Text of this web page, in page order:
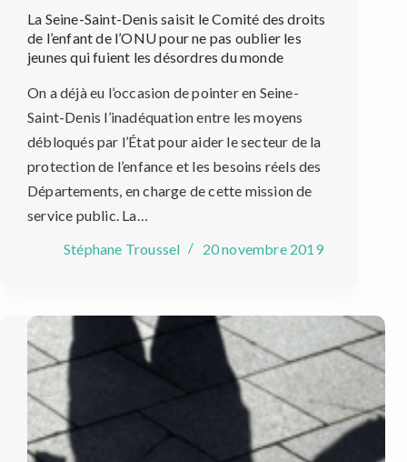
La Seine-Saint-Denis saisit le Comité des droits
de l’enfant de l’ONU pour ne pas oublier les
jeunes qui fuient les désordres du monde
On a déjà eu l’occasion de pointer en Seine-
Saint-Denis l’inadéquation entre les moyens
débloqués par l’État pour aider le secteur de la
protection de l’enfance et les besoins réels des
Départements, en charge de cette mission de
service public. La…
Stéphane Troussel
20 novembre 2019